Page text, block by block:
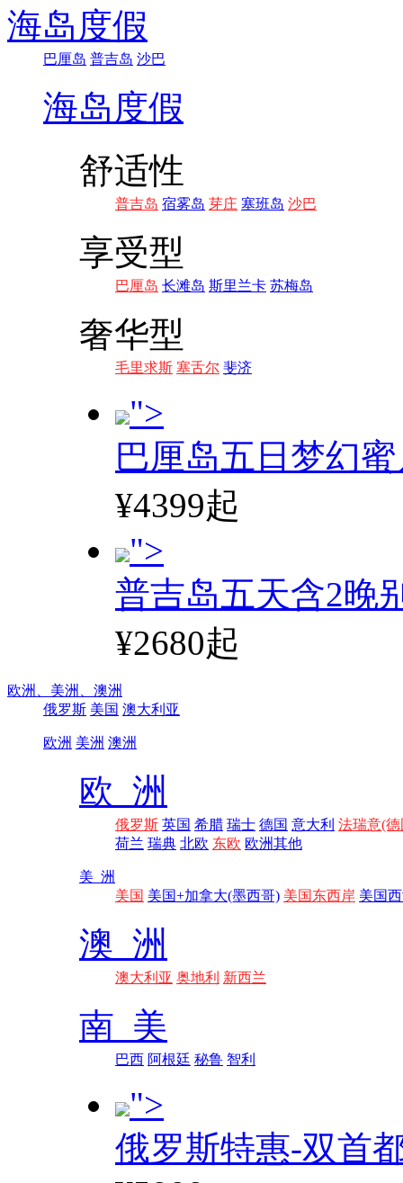
海岛度假
巴厘岛 普吉岛 沙巴
海岛度假
舒适性
普吉岛 宿雾岛 芽庄 塞班岛 沙巴
享受型
巴厘岛 长滩岛 斯里兰卡 苏梅岛
奢华型
毛里求斯 塞舌尔 斐济
">
巴厘岛五日梦幻
¥4399起
">
普吉岛五天含2晚
¥2680起
欧洲、 美洲、 澳洲
俄罗斯 美国 澳大利亚
欧洲 美洲 澳洲
欧 洲
俄罗斯 英国 希腊 瑞士 德国 意大利 法瑞意(德
荷兰 瑞典 北欧 东欧 欧洲其他
美 洲
美国 美国+加拿大(墨西哥) 美国东西岸 美国
澳 洲
澳大利亚 奥地利 新西兰
南 美
巴西 阿根廷 秘鲁 智利
">
俄罗斯特惠-双首